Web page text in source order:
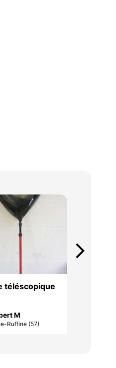
téléscopique
M
Ruffine (57)
arrow_forward_ios